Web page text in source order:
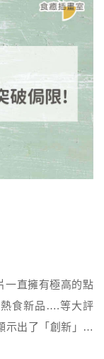
了一下成分，恩
一直擁有極高的點
熱食新品….等大評
示出了「創新」對